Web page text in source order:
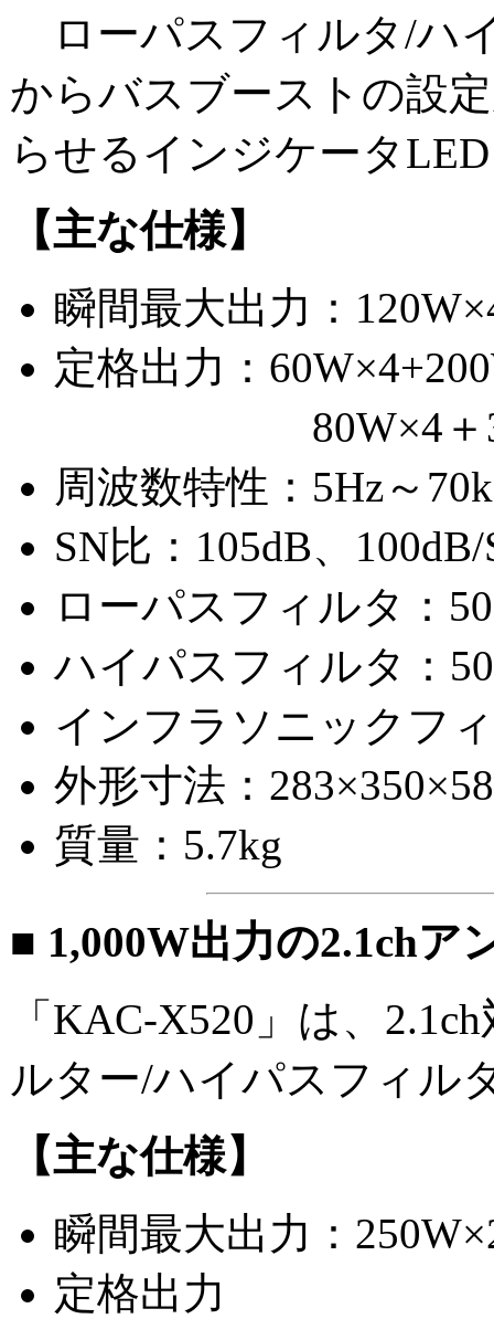
ローパスフィルタ/ハ
からバスブーストの設定
らせるインジケータ
【主な仕様】
瞬間最大出力：
定格出力：
80W×4＋
周波数特性：5Hz～
SN比：105dB、100dB/
ローパスフィルタ：
ハイパスフィルタ：
インフラソニックフ
外形寸法：
質量：5.7kg
■ 1,000W出力の2.1chア
「KAC-X520」は、
ルター/ハイパスフィル
【主な仕様】
瞬間最大出力：
定格出力